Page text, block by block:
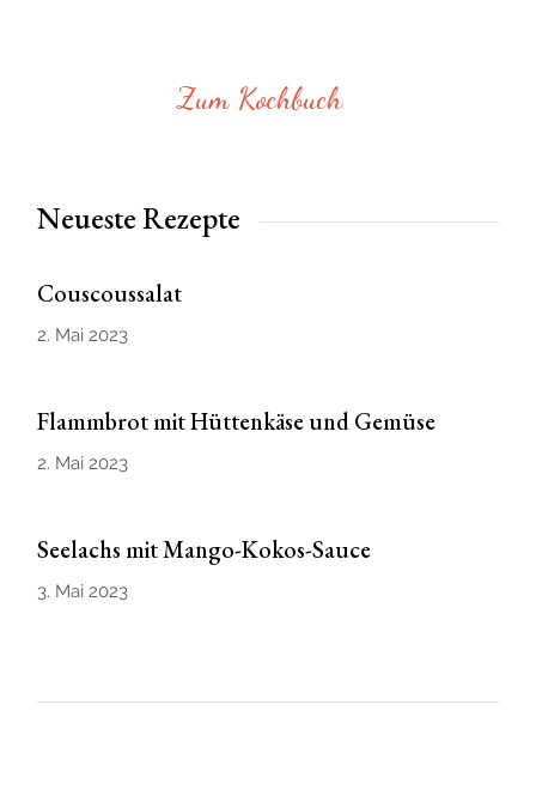
Zum Kochbuch
Neueste Rezepte
Couscoussalat
2. Mai 2023
Flammbrot mit Hüttenkäse und Gemüse
2. Mai 2023
Seelachs mit Mango-Kokos-Sauce
3. Mai 2023